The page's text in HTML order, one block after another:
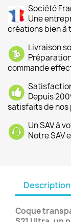
Société
Une
créations bien à
Livraison
commande
Depuis
satisfaits de
Un SAV à
Notre SAV
Description
Coque